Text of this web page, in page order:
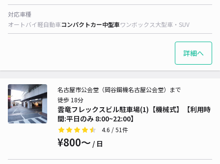
対応車種
オートバイ軽自動車コンパクトカー中型車ワンボックス大型車・SUV
詳細へ
雲竜フレックスビル駐車場(1)【機械式】【利用時
間:平日のみ 8:00~22:00】
名古屋市公会堂（岡谷鋼機名古屋公会堂）まで
徒歩 18分
4.6 / 51件
¥800〜 / 日